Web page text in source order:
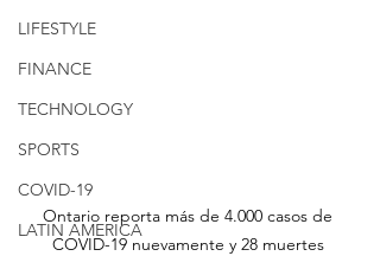
LIFESTYLE
FINANCE
TECHNOLOGY
SPORTS
COVID-19
LATIN AMERICA
Ontario reporta más de 4.000 casos de
COVID-19 nuevamente y 28 muertes